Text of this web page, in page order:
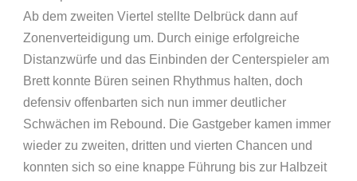
Ab dem zweiten Viertel stellte Delbrück dann auf
Zonenverteidigung um. Durch einige erfolgreiche
Distanzwürfe und das Einbinden der Centerspieler am
Brett konnte Büren seinen Rhythmus halten, doch
defensiv offenbarten sich nun immer deutlicher
Schwächen im Rebound. Die Gastgeber kamen immer
wieder zu zweiten, dritten und vierten Chancen und
konnten sich so eine knappe Führung bis zur Halbzeit